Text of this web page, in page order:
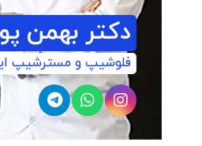
دکتر بهمن
فلوشیپ و مسترشیپ